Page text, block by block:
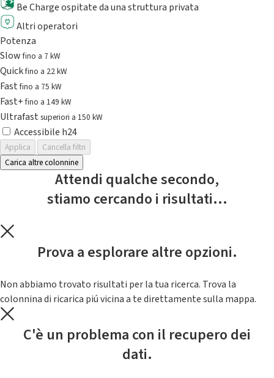
Be Charge ospitate da una struttura privata
Altri operatori
Potenza
Slowfino a 7 kW
Quickfino a 22 kW
Fastfino a 75 kW
Fast+fino a 149 kW
Ultrafast superiori a 150 kW
Accessibile h24
Applica
Cancella filtri
Carica altre colonnine
Attendi qualche secondo,
stiamo cercando i risultati...
Prova a esplorare altre opzioni.
Non abbiamo trovato risultati per la tua ricerca. Trova la
colonnina di ricarica piú vicina a te direttamente sulla mappa.
C'è un problema con il recupero dei
dati.